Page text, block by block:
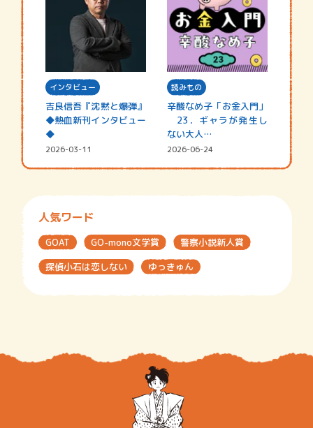
インタビュー
吉良信吾『沈黙と爆弾』
◆熱血新刊インタビュー
◆
2026-03-11
読みもの
辛酸なめ子「お金入門」
23．ギャラが発生し
ない大人…
2026-06-24
人気ワード
GOAT GO-mono文学賞
警察小説新人賞
探偵小石は恋しない
ゆっきゅん